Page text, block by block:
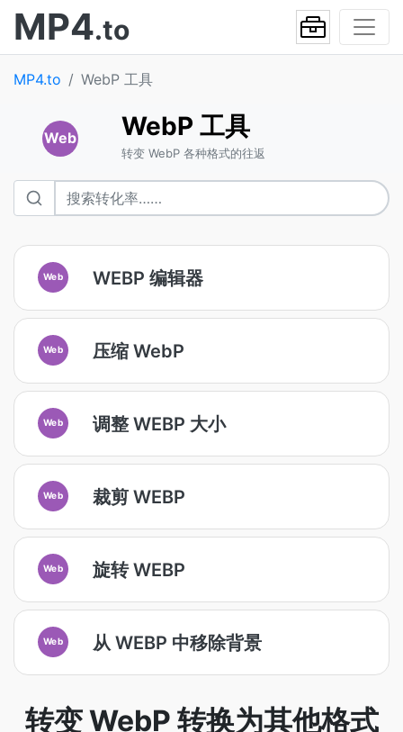
MP4.to
MP4.to WebP 工具
Web WebP 工具
转变 WebP 各种格式的往返
Web WEBP 编辑器
Web 压缩 WebP
Web 调整 WEBP 大小
Web 裁剪 WEBP
Web 旋转 WEBP
Web 从 WEBP 中移除背景
转变 WebP 转换为其他格式